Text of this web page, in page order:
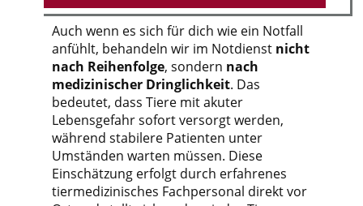
Auch wenn es sich für dich wie ein Notfall
anfühlt, behandeln wir im Notdienst nicht
nach Reihenfolge, sondern nach
medizinischer Dringlichkeit. Das
bedeutet, dass Tiere mit akuter
Lebensgefahr sofort versorgt werden,
während stabilere Patienten unter
Umständen warten müssen. Diese
Einschätzung erfolgt durch erfahrenes
tiermedizinisches Fachpersonal direkt vor